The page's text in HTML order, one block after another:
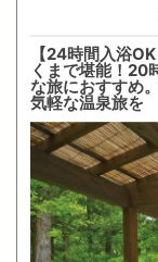
【24時間入浴
くまで堪能！20
な旅におすすめ
気軽な温泉旅を